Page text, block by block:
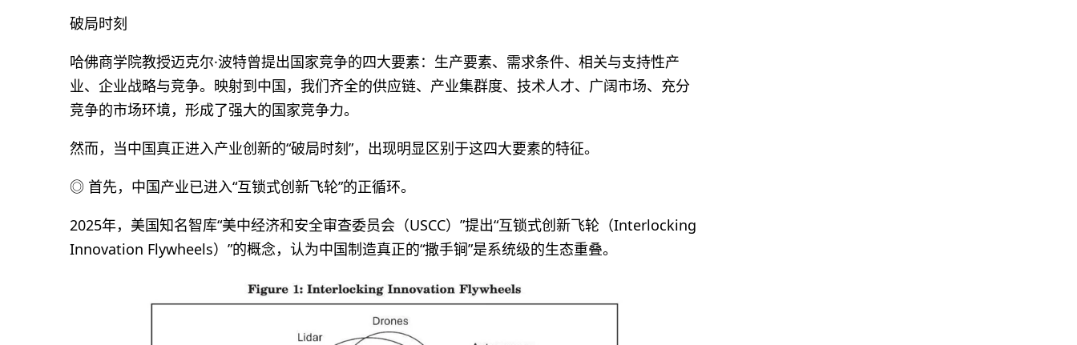
破局时刻
哈佛商学院教授迈克尔·波特曾提出国家竞争的四大要素：生产要素、需求条件、相关与支持性产
业、企业战略与竞争。映射到中国，我们齐全的供应链、产业集群度、技术人才、广阔市场、充分
竞争的市场环境，形成了强大的国家竞争力。
然而，当中国真正进入产业创新的“破局时刻”，出现明显区别于这四大要素的特征。
◎ 首先，中国产业已进入“互锁式创新飞轮”的正循环。
2025年，美国知名智库“美中经济和安全审查委员会（USCC）”提出“互锁式创新飞轮（Interlocking
Innovation Flywheels）”的概念，认为中国制造真正的“撒手锏”是系统级的生态重叠。